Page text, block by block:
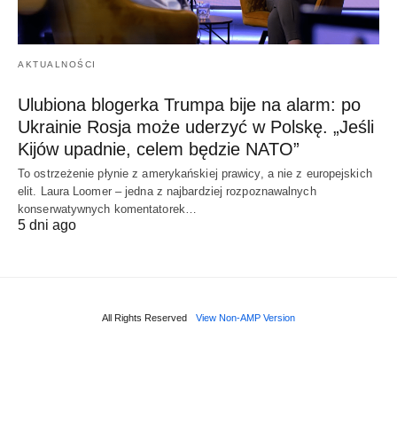
AKTUALNOŚCI
Ulubiona blogerka Trumpa bije na alarm: po
Ukrainie Rosja może uderzyć w Polskę. „Jeśli
Kijów upadnie, celem będzie NATO”
To ostrzeżenie płynie z amerykańskiej prawicy, a nie z europejskich
elit. Laura Loomer – jedna z najbardziej rozpoznawalnych
konserwatywnych komentatorek…
5 dni ago
All Rights Reserved View Non-AMP Version